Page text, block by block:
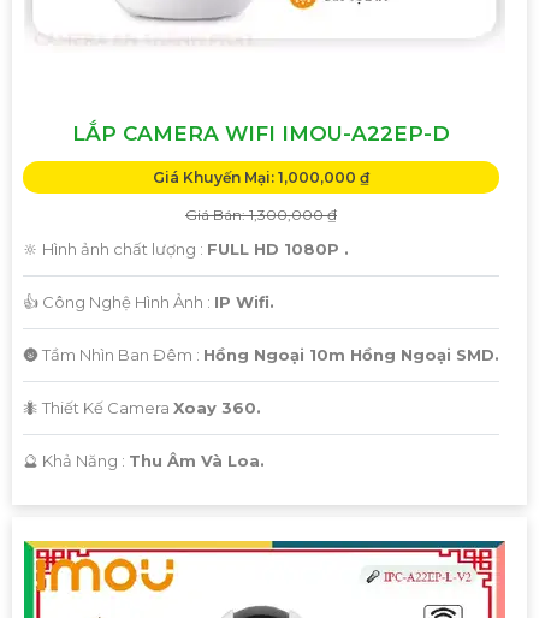
LẮP CAMERA WIFI IMOU-A22EP-D
Giá Khuyến Mại: 1,000,000 ₫
Giá Bán: 1,300,000 ₫
🔆 Hình ảnh chất lượng : FULL HD 1080P .
👍 Công Nghệ Hình Ảnh : IP Wifi.
🌚 Tầm Nhìn Ban Đêm : Hồng Ngoại 10m Hồng Ngoại SMD.
🐜 Thiết Kế Camera Xoay 360.
️🔮 Khả Năng : Thu Âm Và Loa.